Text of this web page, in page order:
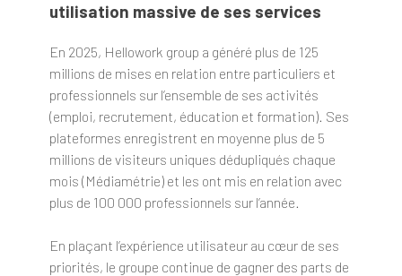
utilisation massive de ses services
En 2025, Hellowork group a généré plus de 125
millions de mises en relation entre particuliers et
professionnels sur l’ensemble de ses activités
(emploi, recrutement, éducation et formation). Ses
plateformes enregistrent en moyenne plus de 5
millions de visiteurs uniques dédupliqués chaque
mois (Médiamétrie) et les ont mis en relation avec
plus de 100 000 professionnels sur l’année.
En plaçant l’expérience utilisateur au cœur de ses
priorités, le groupe continue de gagner des parts de